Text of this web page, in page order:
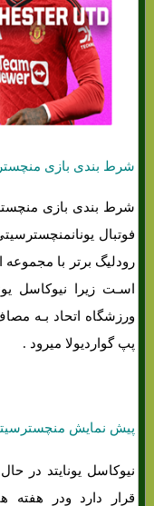
شرط بندی بازی
شرط بندی بازی
فوتبال
رودلیگ برتر با مجموعه
اسـت زیرا نیوکاسل
ورزشگاه اتحاد بـه
پپ گواردیولا میرود .
پیش نمایش
نیوکاسل یونایتد در
قرار دارد ودر هفته